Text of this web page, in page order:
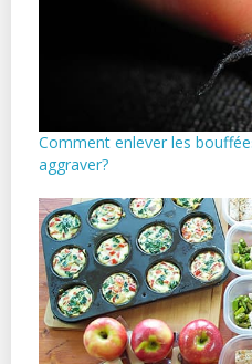
Comment enlever les
aggraver?